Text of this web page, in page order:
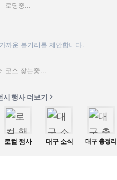
로딩중...
까운 볼거리를 제안합니다.
코스 찾는중...
시 행사 더보기
로컬 행사 대구 소식 대구 총정리